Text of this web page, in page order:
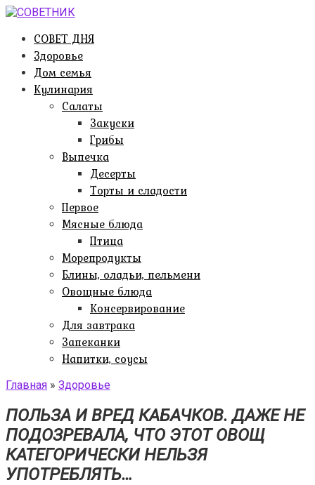
Перейти
контентуСОВЕТ ДНЯ
Здоровье
Дом семья
Кулинария
Салаты
Закуски
Грибы
Выпечка
Десерты
Торты и сладости
Первое
Мясные блюда
Птица
Морепродукты
Блины, оладьи, пельмени
Овощные блюда
Консервирование
Для завтрака
Запеканки
Напитки, соусы
Главная » Здоровье
ПОЛЬЗА И ВРЕД КАБАЧКОВ. ДАЖЕ НЕ
ПОДОЗРЕВАЛА, ЧТО ЭТОТ ОВОЩ
КАТЕГОРИЧЕСКИ НЕЛЬЗЯ
УПОТРЕБЛЯТЬ…